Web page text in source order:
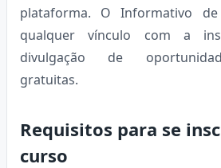
plataforma. O Informativo
qualquer vínculo com a
divulgação de
gratuitas.
Requisitos para se
curso